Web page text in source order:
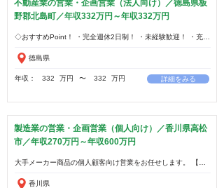
不動産業の営業・企画営業（法人向け）／徳島県板
野郡北島町／年収332万円～年収332万円
徳島県
年収： 332 万円 ​〜 332 万円 詳細をみる
製造業の営業・企画営業（個人向け）／香川県高松
市／年収270万円～年収600万円
香川県